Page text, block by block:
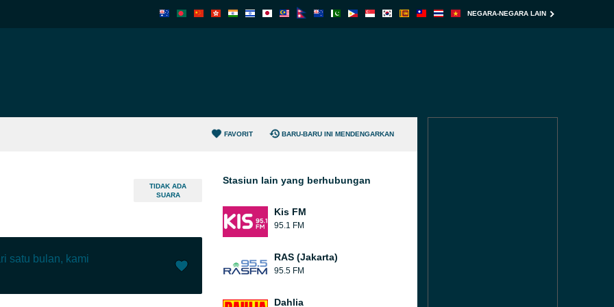
NEGARA-NEGARA LAIN
FAVORIT BARU-BARU INI MENDENGARKAN
TIDAK ADA
SUARA
satu bulan, kami
Stasiun lain yang berhubungan
Kis FM
95.1 FM
RAS (Jakarta)
95.5 FM
Dahlia